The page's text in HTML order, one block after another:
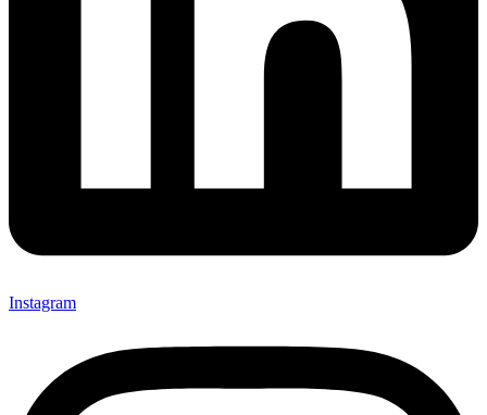
Instagram